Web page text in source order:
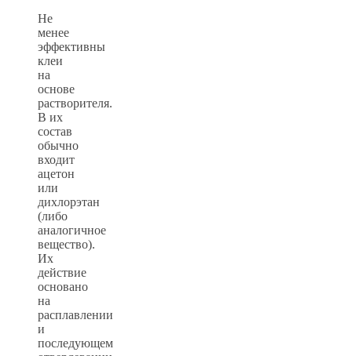
Не
менее
эффективны
клеи
на
основе
растворителя.
В их
состав
обычно
входит
ацетон
или
дихлорэтан
(либо
аналогичное
вещество).
Их
действие
основано
на
расплавлении
и
последующем